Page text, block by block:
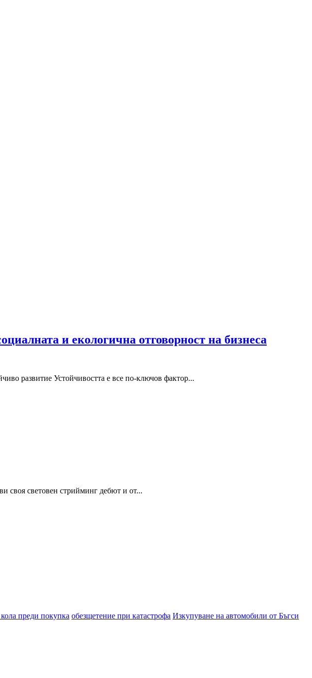
и екологична отговорност на бизнеса
развитие Устойчивостта е все по-ключов фактор...
своя световен стрийминг дебют и от...
преди покупка обезщетение при катастрофа Изкупуване на автомобили от Бъгси